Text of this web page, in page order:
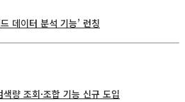
데이터 분석 기능’ 런칭
량 조회·조합 기능 신규 도입